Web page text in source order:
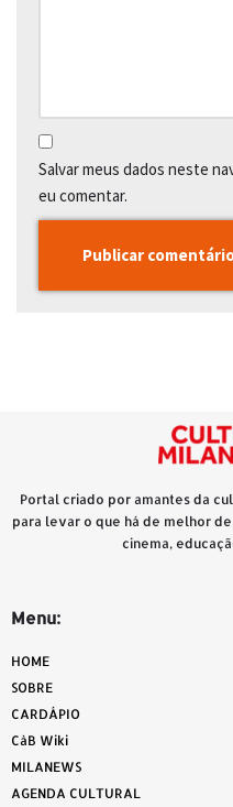
Salvar meus dados neste
eu comentar.
Portal criado por amantes da
para levar o que há de melhor
cinema,
Menu:
HOME
SOBRE
CARDÁPIO
CàB Wiki
MILANEWS
AGENDA CULTURAL